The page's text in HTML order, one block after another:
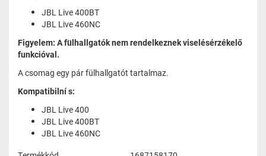
JBL Live 400BT
JBL Live 460NC
Figyelem: A fülhallgatók nem rendelkeznek viselésérzékelő
funkcióval.
A csomag egy pár fülhallgatót tartalmaz.
Kompatibilní s:
JBL Live 400
JBL Live 400BT
JBL Live 460NC